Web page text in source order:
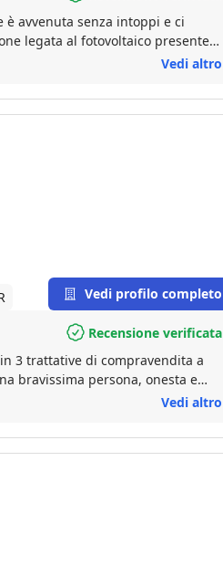
avvenuta senza intoppi e ci
legata al fotovoltaico presente,
Vedi altro
Vedi profilo completo
Recensione verificata
3 trattative di compravendita a
bravissima persona, onesta e
sempre a chiamate e
questo senso mi ha sempre
Vedi altro